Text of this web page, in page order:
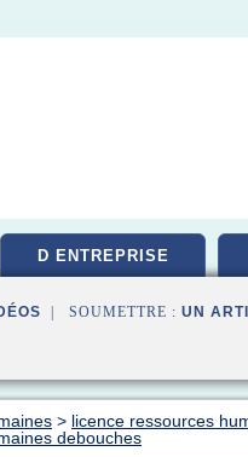
D ENTREPRISE
| SOUMETTRE : UN
> licence ressources
debouches